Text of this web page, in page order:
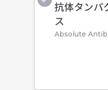
抗体タンパ
ス
Absolute